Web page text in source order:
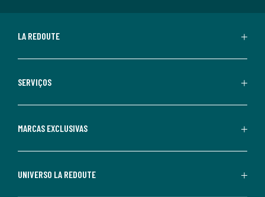
LA REDOUTE
SERVIÇOS
MARCAS EXCLUSIVAS
UNIVERSO LA REDOUTE